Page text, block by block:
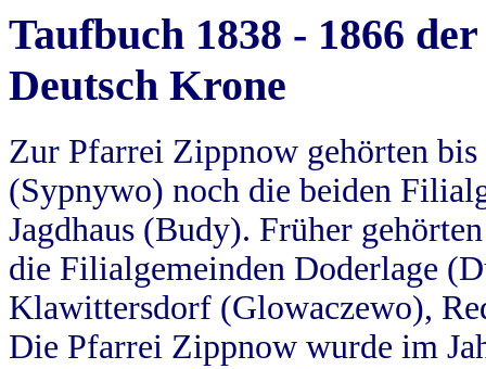
Taufbuch 1838 - 1866
Deutsch Krone
Zur Pfarrei Zippnow gehörten
(Sypnywo) noch die beiden
Jagdhaus (Budy). Früher
die Filialgemeinden Doderlage
Klawittersdorf (Glowaczewo),
Die Pfarrei Zippnow wurde im